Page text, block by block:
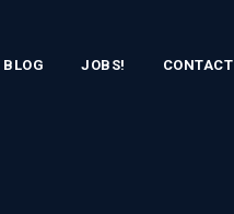
BLOG JOBS! CONTACT